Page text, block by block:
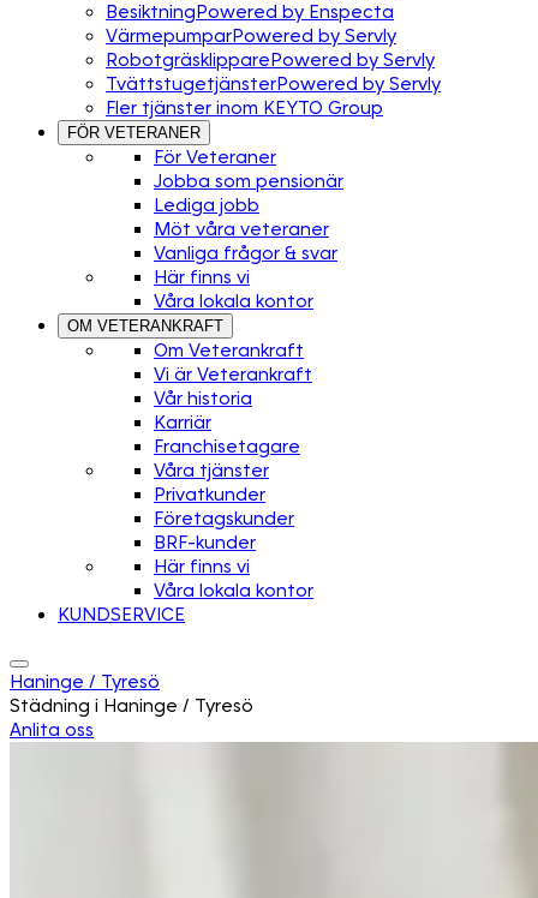
BesiktningPowered by Enspecta
VärmepumparPowered by Servly
RobotgräsklipparePowered by Servly
TvättstugetjänsterPowered by Servly
Fler tjänster inom KEYTO Group
FÖR VETERANER
För Veteraner
Jobba som pensionär
Lediga jobb
Möt våra veteraner
Vanliga frågor & svar
Här finns vi
Våra lokala kontor
OM VETERANKRAFT
Om Veterankraft
Vi är Veterankraft
Vår historia
Karriär
Franchisetagare
Våra tjänster
Privatkunder
Företagskunder
BRF-kunder
Här finns vi
Våra lokala kontor
KUNDSERVICE
Haninge / Tyresö
Städning i Haninge / Tyresö
Anlita oss